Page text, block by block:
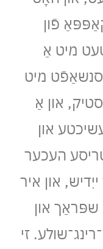
פֿון
מיט אַ
מיט
און אַ
און
העכער
און איר
שפּראַך און
זי